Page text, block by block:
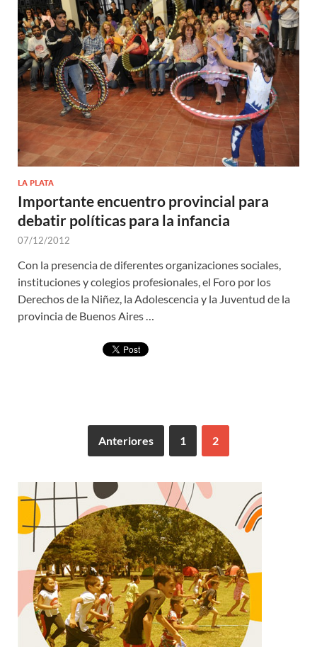
LA PLATA
Importante encuentro provincial para
debatir políticas para la infancia
07/12/2012
Con la presencia de diferentes organizaciones sociales,
instituciones y colegios profesionales, el Foro por los
Derechos de la Niñez, la Adolescencia y la Juventud de la
provincia de Buenos Aires …
Anteriores 1 2